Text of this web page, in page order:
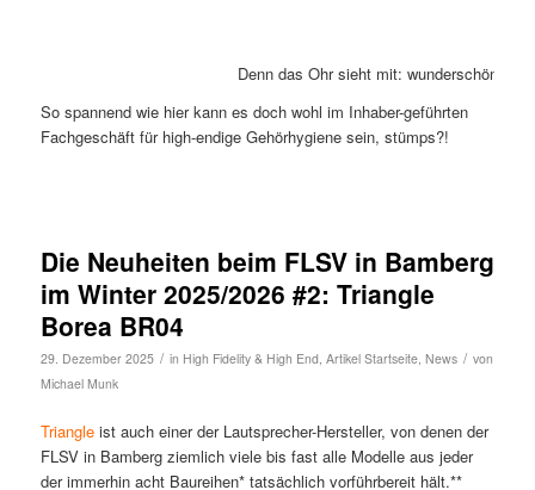
Denn das Ohr sieht mit: wunderschöne
So spannend wie hier kann es doch wohl im Inhaber-geführten
Fachgeschäft für high-endige Gehörhygiene sein, stümps?!
Die Neuheiten beim FLSV in Bamberg
im Winter 2025/2026 #2: Triangle
Borea BR04
29. Dezember 2025 / in High Fidelity & High End, Artikel Startseite, News / von
Michael Munk
Triangleist auch einer der Lautsprecher-Hersteller, von denen der
FLSV in Bamberg ziemlich viele bis fast alle Modelle aus jeder
der immerhin acht Baureihen* tatsächlich vorführbereit hält.**